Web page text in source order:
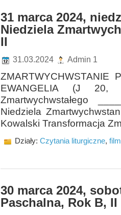
31 marca 2024,
Niedziela
II
31.03.2024 Admin 1
ZMARTWYCHWSTANIE
EWANGELIA (J 20,
Zmartwychwstałego
Niedziela
Kowalski Transformacja
Działy: Czytania liturgiczne,
30 marca 2024,
Paschalna, Rok B, II